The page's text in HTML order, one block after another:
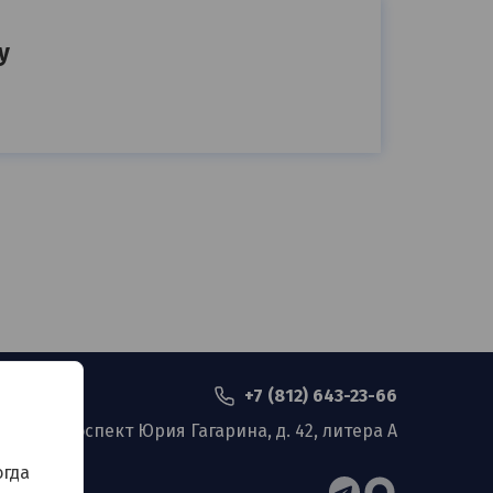
+7 (812) 643-23-66
Проспект Юрия Гагарина, д. 42, литера А